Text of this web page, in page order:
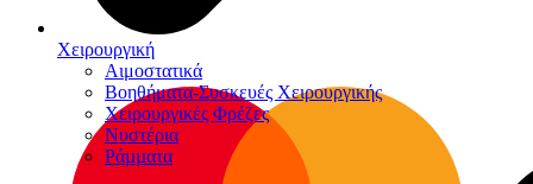
Χειρουργική
Αιμοστατικά
Βοηθήματα-Συσκευές Χειρουργικής
Χειρουργικές Φρέζες
Νυστέρια
Ράµµατα